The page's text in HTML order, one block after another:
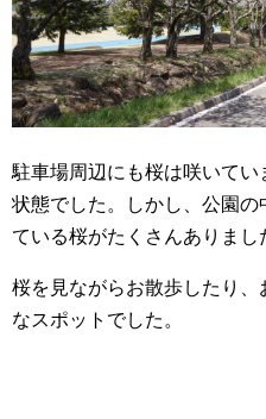
駐車場周辺にも桜は咲いて
状態でした。しかし、公園の
ている桜がたくさんありまし
桜を見ながらお散歩したり
なスポットでした。